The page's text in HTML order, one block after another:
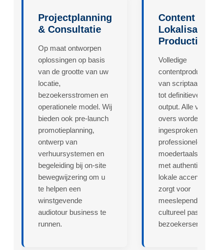
Projectplanning
& Consultatie
Op maat ontworpen
oplossingen op basis
van de grootte van uw
locatie,
bezoekersstromen en
operationele model. Wij
bieden ook pre-launch
promotieplanning,
ontwerp van
verhuursystemen en
begeleiding bij on-site
bewegwijzering om u
te helpen een
winstgevende
audiotour business te
runnen.
Content
Lokalisatie &
Productie
Volledige
van
tot definitieve
output. Alle voice-
overs worden
ingesproken door
professionele
met authentieke
lokale accenten,
zorgt voor
meeslepende en
cultureel passende